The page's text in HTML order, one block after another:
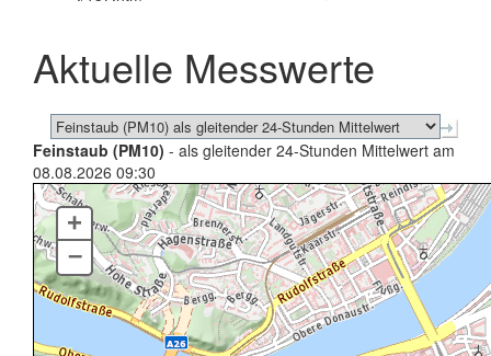
schließen
Aktuelle Messwerte
Feinstaub (PM10) - als gleitender 24-Stunden Mittelwert am
08.08.2026 09:30
+
–